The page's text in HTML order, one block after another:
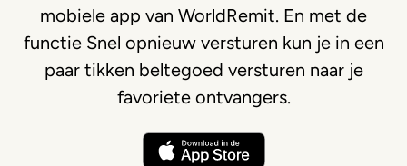
mobiele app van WorldRemit. En met de
functie Snel opnieuw versturen kun je in een
paar tikken beltegoed versturen naar je
favoriete ontvangers.